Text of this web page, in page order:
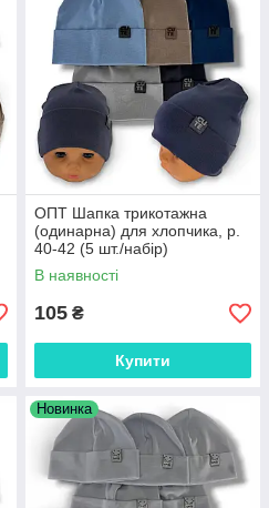
ОПТ Шапка трикотажна
(одинарна) для хлопчика, р.
40-42 (5 шт./набір)
В наявності
105 ₴
Купити
Новинка